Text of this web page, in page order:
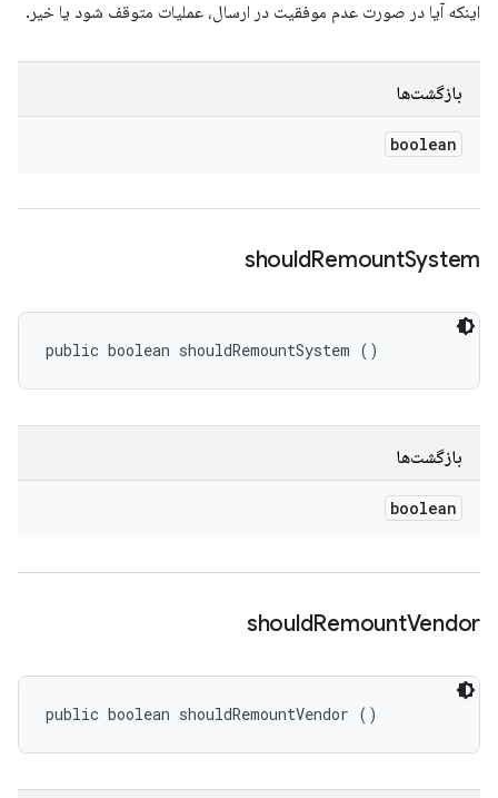
اینکه آیا در صورت عدم موفقیت در ارسال، عملیات متوقف شود یا خیر.
بازگشت‌ها
boolean
shouldRemountSystem
public boolean shouldRemountSystem ()
بازگشت‌ها
boolean
shouldRemountVendor
public boolean shouldRemountVendor ()